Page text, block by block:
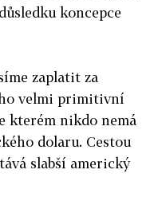
koncepce
zaplatit za
velmi primitivní
kterém nikdo nemá
dolaru. Cestou
slabší americký